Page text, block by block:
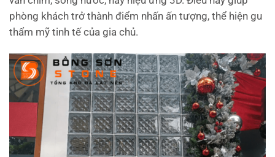
phòng khách trở thành điểm nhấn ấn tượng, thể hiện gu
thẩm mỹ tinh tế của gia chủ.